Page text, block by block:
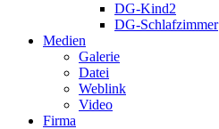
DG-Kind2
DG-Schlafzimmer
Medien
Galerie
Datei
Weblink
Video
Firma